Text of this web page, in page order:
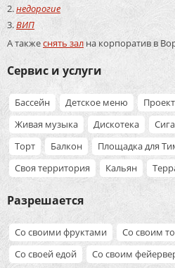
недорогие
ВИП
А такжеснять зал на корпоратив в
Сервис и услуги
Бассейн Детское меню
Живая музыка
Дискотека
Торт
Балкон Площадка для
Своя территория
Кальян
Разрешается
Со своими фруктами Со своим
Со своей едой
Со своим